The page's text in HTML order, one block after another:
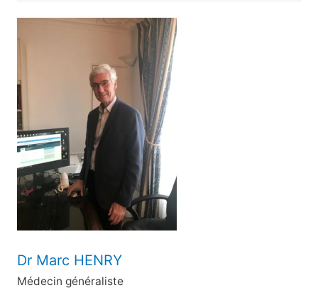
c
h
r
c
h
e
r
Dr Marc HENRY
Médecin généraliste